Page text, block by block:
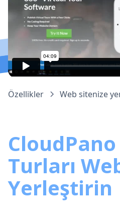
Özellikler Web sitenize
Turları
Yerleştirin